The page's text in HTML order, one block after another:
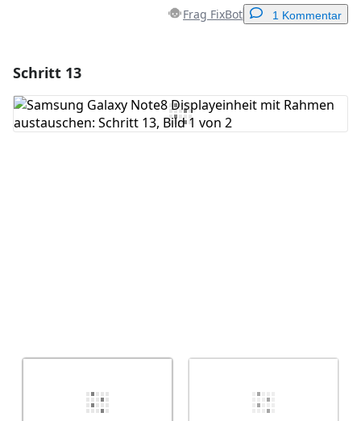
Frag FixBot 1 Kommentar
Kommentar hinzufügen
Schritt 13